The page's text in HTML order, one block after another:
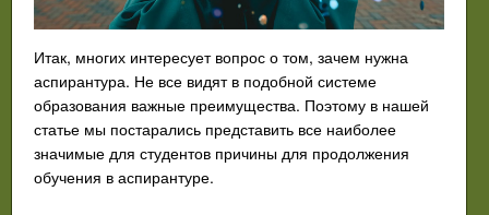
Итак, многих интересует вопрос о том, зачем нужна
аспирантура. Не все видят в подобной системе
образования важные преимущества. Поэтому в нашей
статье мы постарались представить все наиболее
значимые для студентов причины для продолжения
обучения в аспирантуре.